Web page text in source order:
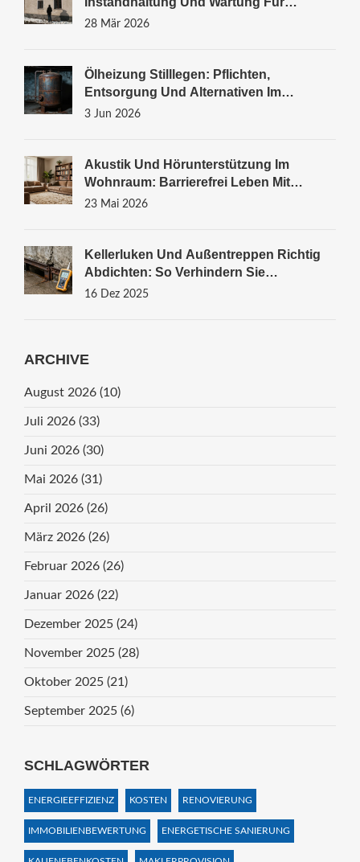
Hausbesitzer
28 Mär 2026
Ölheizung Stilllegen: Pflichten,
Entsorgung Und Alternativen Im
Überblick
3 Jun 2026
Akustik Und Hörunterstützung Im
Wohnraum: Barrierefrei Leben Mit
Besseren Lösungen
23 Mai 2026
Kellerluken Und Außentreppen Richtig
Abdichten: So Verhindern Sie
Feuchtigkeitsschäden
16 Dez 2025
ARCHIVE
August 2026 (10)
Juli 2026 (33)
Juni 2026 (30)
Mai 2026 (31)
April 2026 (26)
März 2026 (26)
Februar 2026 (26)
Januar 2026 (22)
Dezember 2025 (24)
November 2025 (28)
Oktober 2025 (21)
September 2025 (6)
SCHLAGWÖRTER
ENERGIEEFFIZIENZ KOSTEN RENOVIERUNG
IMMOBILIENBEWERTUNG ENERGETISCHE SANIERUNG